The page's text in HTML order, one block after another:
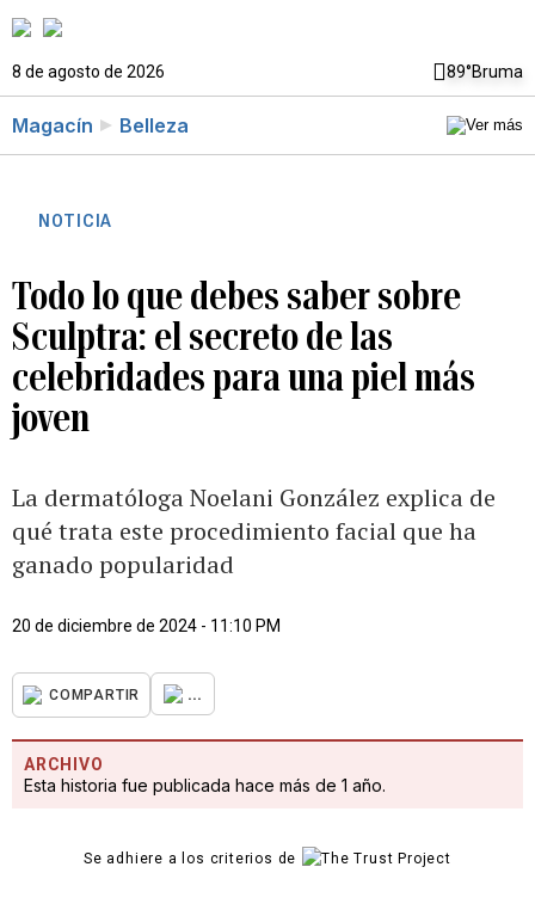
8 de agosto de 2026 89°Bruma
Magacín Belleza
NOTICIA
Todo lo que debes saber sobre
Sculptra: el secreto de las
celebridades para una piel más
joven
La dermatóloga Noelani González explica de
qué trata este procedimiento facial que ha
ganado popularidad
20 de diciembre de 2024 - 11:10 PM
COMPARTIR ...
ARCHIVO
Esta historia fue publicada hace más de 1 año.
Se adhiere a los criterios de